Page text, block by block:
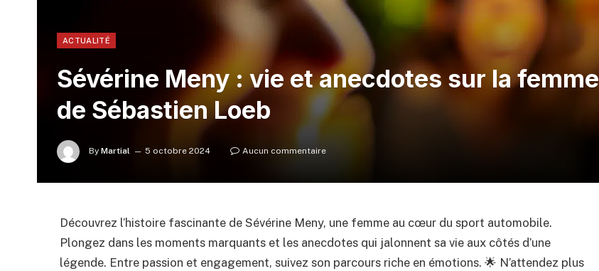
ACTUALITÉ
Sévérine Meny : vie et anecdotes sur la femme
de Sébastien Loeb
By Martial 5 octobre 2024 Aucun commentaire
Découvrez l’histoire fascinante de Sévérine Meny, une femme au cœur du sport automobile.
Plongez dans les moments marquants et les anecdotes qui jalonnent sa vie aux côtés d’une
légende. Entre passion et engagement, suivez son parcours riche en émotions. 🌟 N’attendez plus